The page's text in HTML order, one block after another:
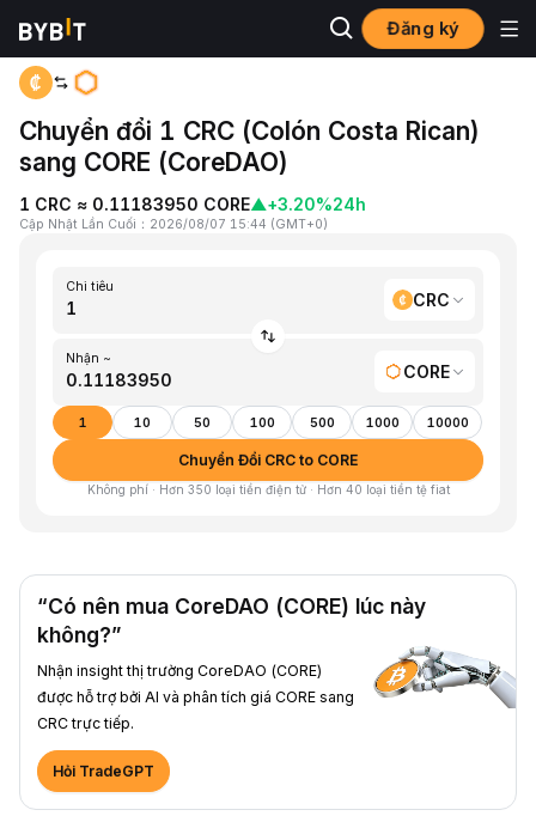
Đăng ký
Trang chủ
Chuyển đổi 1 CRC (Colón Costa Rican)
sang CORE (CoreDAO)
1 CRC ≈ 0.11183950 CORE▲+3.20%24h
Cập Nhật Lần Cuối ： 2026/08/07 15:44 (GMT+0)
Chi tiêu
CRC
Nhận ~
CORE
1 10 50 100 500 1000 10000
Chuyển Đổi CRC to CORE
Không phí · Hơn 350 loại tiền điện tử · Hơn 40 loại tiền tệ fiat
“Có nên mua CoreDAO (CORE) lúc này
không?”
Nhận insight thị trường CoreDAO (CORE)
được hỗ trợ bởi AI và phân tích giá CORE sang
CRC trực tiếp.
Hỏi TradeGPT